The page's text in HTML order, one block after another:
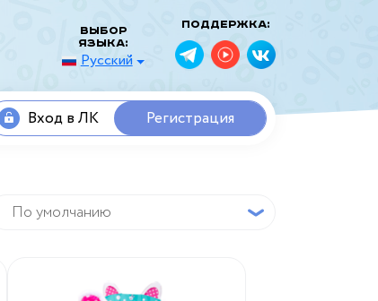
Выбор
языка:
Русский
Поддержка:
Вход в ЛК Регистрация